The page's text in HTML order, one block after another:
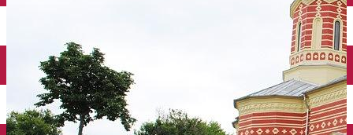
Încărcare vehicule electrice